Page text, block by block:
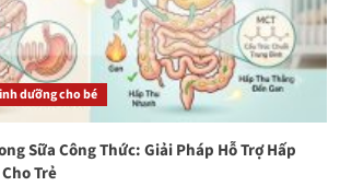
dưỡng cho bé
Sữa Công Thức: Giải Pháp Hỗ Trợ Hấp
Trẻ